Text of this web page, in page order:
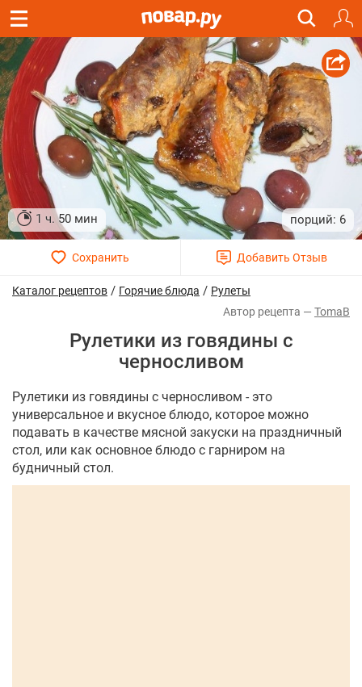
1 ч. 50 мин 6
Каталог рецептов / Горячие блюда / Рулеты
TomaB
Рулетики из говядины с
черносливом
Рулетики из говядины с черносливом - это
универсальное и вкусное блюдо, которое можно
подавать в качестве мясной закуски на праздничный
стол, или как основное блюдо с гарниром на
будничный стол.